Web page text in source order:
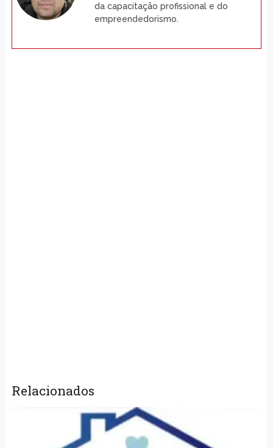
da capacitação profissional e do
empreendedorismo.
Relacionados